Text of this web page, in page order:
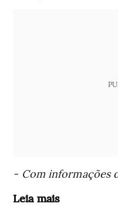
- Com informações
Leia mais